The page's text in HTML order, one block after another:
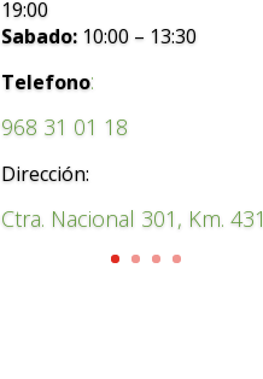
19:00
Sabado: 10:00 – 13:30
Telefono:
968 31 01 18
Dirección:
Ctra. Nacional 301, Km. 431